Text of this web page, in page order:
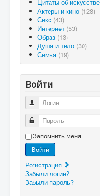
Цитаты об искусстве
Актеры и кино (128)
Секс (43)
Интернет (53)
Образ (13)
Душа и тело (30)
Семья (19)
Войти
Логин
Пароль
Запомнить меня
Войти
Регистрация
Забыли логин?
Забыли пароль?